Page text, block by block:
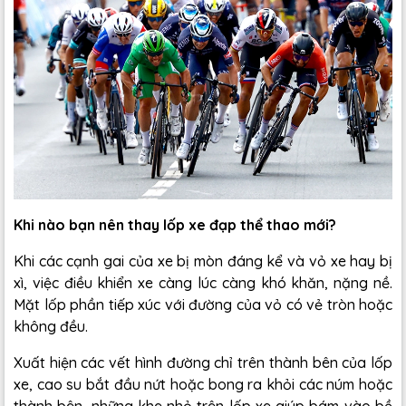
Khi nào bạn nên thay lốp xe đạp thể thao mới?
Khi các cạnh gai của xe bị mòn đáng kể và vỏ xe hay bị
xì, việc điều khiển xe càng lúc càng khó khăn, nặng nề.
Mặt lốp phần tiếp xúc với đường của vỏ có vẻ tròn hoặc
không đều.
Xuất hiện các vết hình đường chỉ trên thành bên của lốp
xe, cao su bắt đầu nứt hoặc bong ra khỏi các núm hoặc